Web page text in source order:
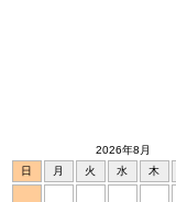
2026年8月
日
月 火 水 木